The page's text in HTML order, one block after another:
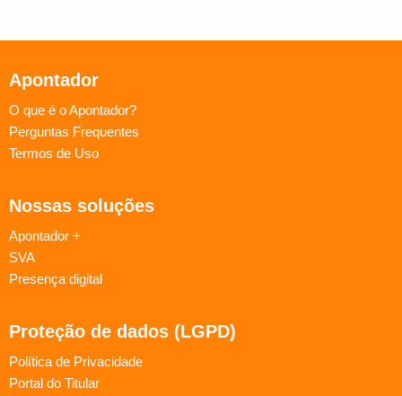
Apontador
O que é o Apontador?
Perguntas Frequentes
Termos de Uso
Nossas soluções
Apontador +
SVA
Presença digital
Proteção de dados (LGPD)
Política de Privacidade
Portal do Titular